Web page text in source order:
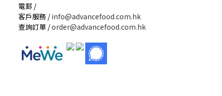
電郵 /
客戶服務 /info@advancefood.com.hk
查詢訂單 /order@advancefood.com.hk